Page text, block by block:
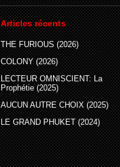
Articles récents
THE FURIOUS (2026)
COLONY (2026)
LECTEUR OMNISCIENT: La
Prophétie (2025)
AUCUN AUTRE CHOIX (2025)
LE GRAND PHUKET (2024)